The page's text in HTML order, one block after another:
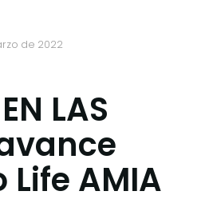
de 2022
LAS
AMIA